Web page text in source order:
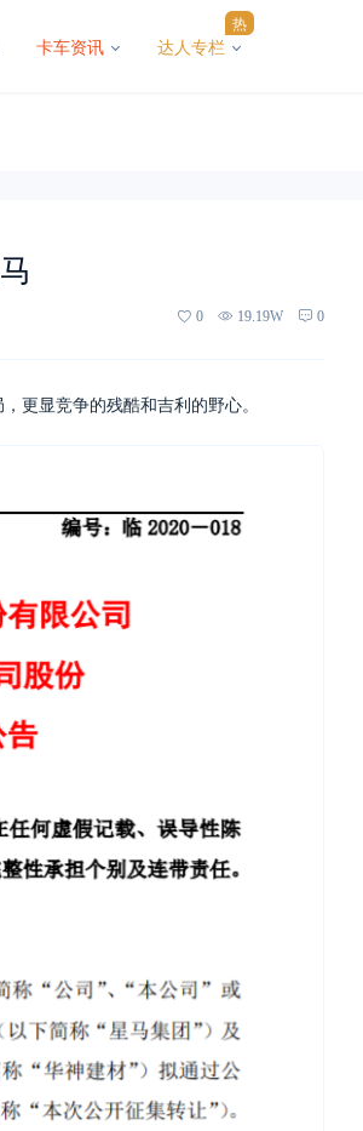
卡车资讯 达人专栏
热
0 19.19W 0
更显竞争的残酷和吉利的野心。